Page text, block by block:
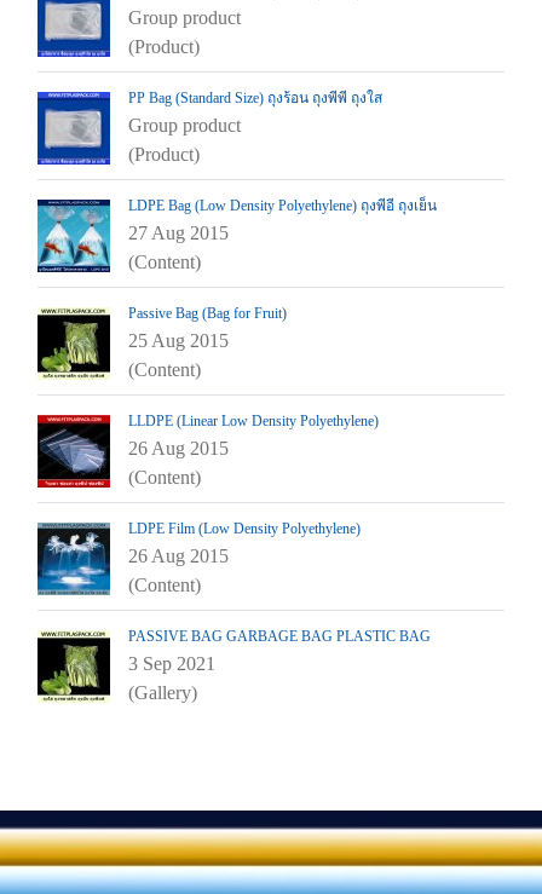
Group product
(Product)
PP Bag (Standard Size) ถุงร้อน ถุงพีพี ถุงใส
Group product
(Product)
LDPE Bag (Low Density Polyethylene) ถุงพีอี ถุงเย็น
27 Aug 2015
(Content)
Passive Bag (Bag for Fruit)
25 Aug 2015
(Content)
LLDPE (Linear Low Density Polyethylene)
26 Aug 2015
(Content)
LDPE Film (Low Density Polyethylene)
26 Aug 2015
(Content)
PASSIVE BAG GARBAGE BAG PLASTIC BAG
3 Sep 2021
(Gallery)